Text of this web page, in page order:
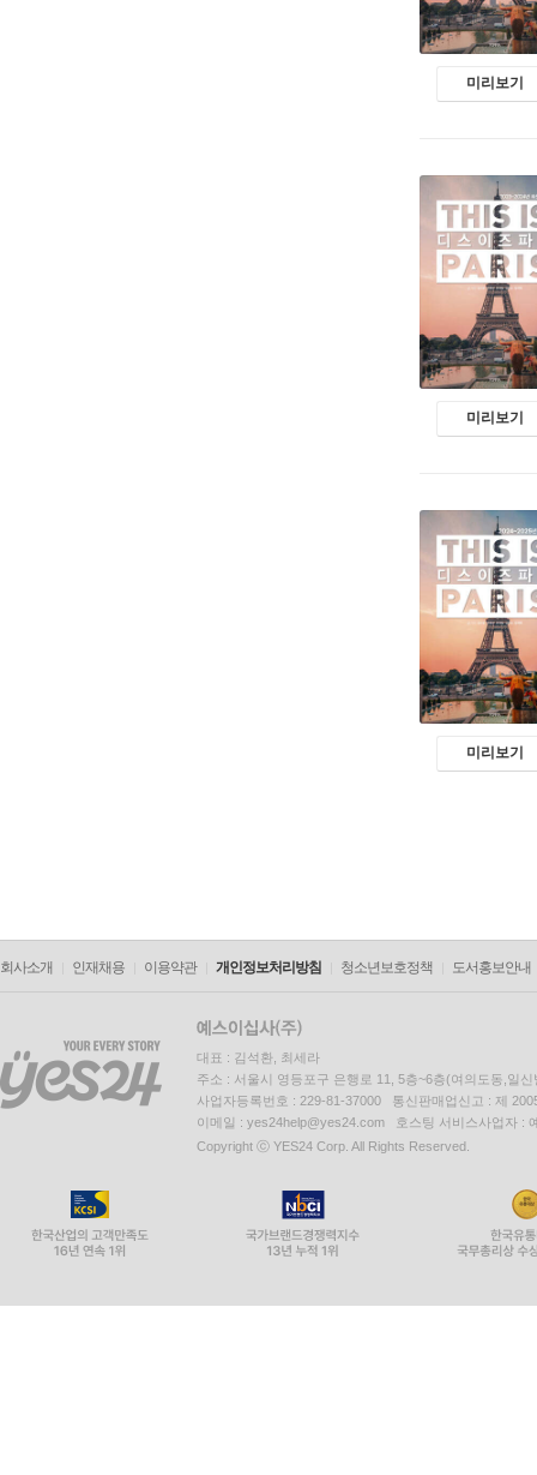
미리보기
미리보기
미리보기
회사소개 인재채용 이용약관 개인정보처리방침 청소년보호정책 도서홍보안내
대표 : 김석환, 최세라
주소 : 서울시 영등포구 은행로 11, 5층~6층(여의도동,일신
사업자등록번호 : 229-81-37000 통신판매업신고 : 제
이메일 : yes24help@yes24.com 호스팅 서비스사업자 :
Copyright ⓒ YES24 Corp. All Rights Reserved.